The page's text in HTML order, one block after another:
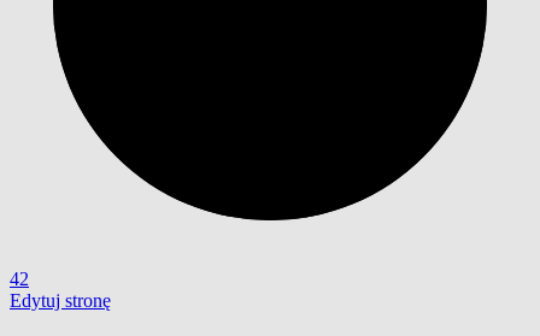
42
Edytuj stronę